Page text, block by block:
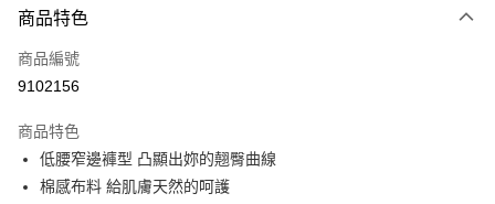
LINE Pay
Apple Pay
Google Pay
全支付
商品特色
商品編號
9102156
商品特色
低腰窄邊褲型 凸顯出妳的翹臀曲線
棉感布料 給肌膚天然的呵護